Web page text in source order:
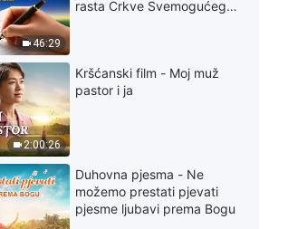
34:40
i djelatnika (11) – Četvrti odjeljak
34:45
Riječ Božja – Odgovornosti vođa
i djelatnika (12) – Prvi odjeljak
Riječ Božja – Odgovornosti vođa
i djelatnika (12) – Drugi odjeljak
46:29
rasta Crkve Svemogućeg
2:00:26
Kršćanski film - Moj muž
pastor i ja
Duhovna pjesma - Ne
možemo prestati pjevati
pjesme ljubavi prema Bogu